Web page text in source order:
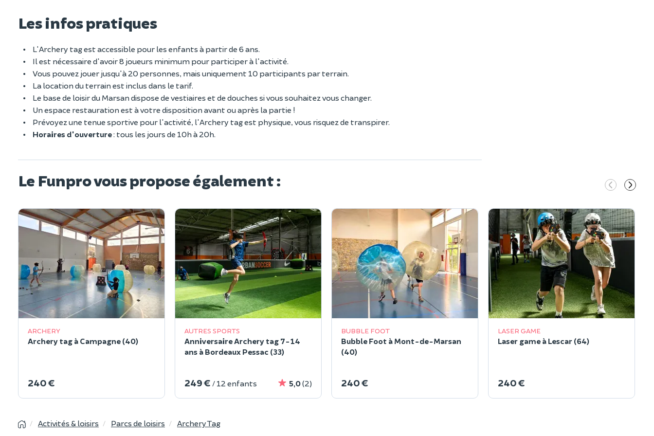
Les infos pratiques
L'Archery tag est accessible pour les enfants à partir de 6 ans.
Il est nécessaire d'avoir 8 joueurs minimum pour participer à l'activité.
Vous pouvez jouer jusqu'à 20 personnes, mais uniquement 10 participants par terrain.
La location du terrain est inclus dans le tarif.
Le base de loisir du Marsan dispose de vestiaires et de douches si vous souhaitez vous changer.
Un espace restauration est à votre disposition avant ou après la partie !
Prévoyez une tenue sportive pour l'activité, l'Archery tag est physique, vous risquez de transpirer.
Horaires d'ouverture: tous les jours de 10h à 20h.
Le Funpro vous propose également :
ARCHERY
Archery tag à Campagne (40)
240 €
AUTRES SPORTS
Anniversaire Archery tag 7-14
ans à Bordeaux Pessac (33)
249 € / 12 enfants 5,0(2)
BUBBLE FOOT
Bubble Foot à Mont-de-Marsan
(40)
240 €
LASER GAME
Laser game à Lescar (64)
240 €
Activités & loisirs Parcs de loisirs Archery Tag